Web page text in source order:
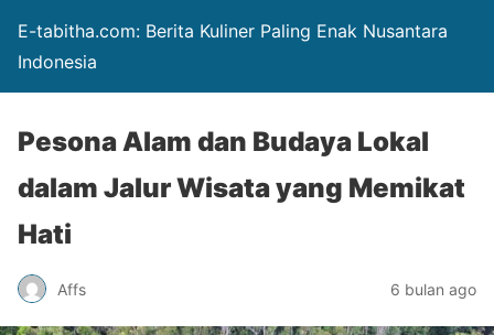
E-tabitha.com: Berita Kuliner Paling Enak Nusantara
Indonesia
Pesona Alam dan Budaya Lokal
dalam Jalur Wisata yang Memikat
Hati
Affs 6 bulan ago